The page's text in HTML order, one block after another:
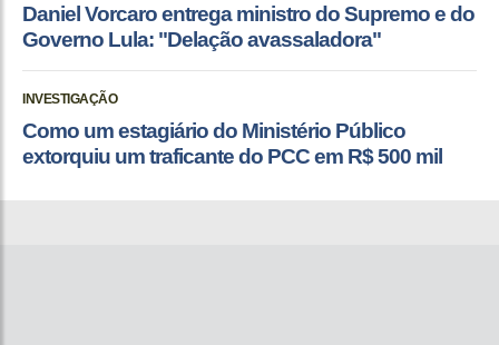
Daniel Vorcaro entrega ministro do Supremo e do
Governo Lula: "Delação avassaladora"
INVESTIGAÇÃO
Como um estagiário do Ministério Público
extorquiu um traficante do PCC em R$ 500 mil